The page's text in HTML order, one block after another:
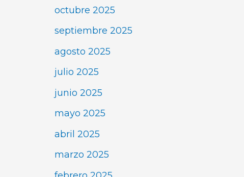
octubre 2025
septiembre 2025
agosto 2025
julio 2025
junio 2025
mayo 2025
abril 2025
marzo 2025